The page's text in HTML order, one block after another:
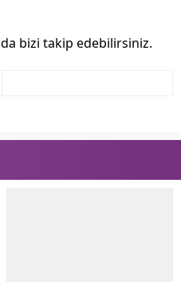
da bizi takip edebilirsiniz.